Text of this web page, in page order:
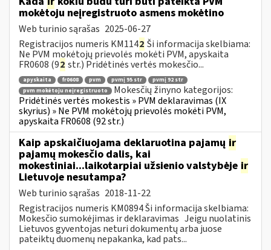
mokėtoju neįregistruoto asmens mokėtino
Web turinio sąrašas 2025-06-27
Registracijos numeris KM1142 Ši informacija skelbiama:
Ne PVM mokėtojų prievolės mokėti PVM, apyskaita
FR0608 (92 str.) Pridėtinės vertės mokesčio...
apyskaita fr0608 pvm pvmį 95 str
pvmį 92 str
pvm mokėtoju neįregistruoto
Mokesčių žinyno kategorijos:
Pridėtinės vertės mokestis » PVM deklaravimas (IX
skyrius) » Ne PVM mokėtojų prievolės mokėti PVM,
apyskaita FR0608 (92 str.)
Kaip apskaičiuojama deklaruotina pajamų ir
pajamų mokesčio dalis, kai
mokestiniai...laikotarpiai užsienio valstybėje ir
Lietuvoje nesutampa?
Web turinio sąrašas 2018-11-22
Registracijos numeris KM0894 Ši informacija skelbiama:
Mokesčio sumokėjimas ir deklaravimas Jeigu nuolatinis
Lietuvos gyventojas neturi dokumentų arba juose
pateiktų duomenų nepakanka, kad pats...